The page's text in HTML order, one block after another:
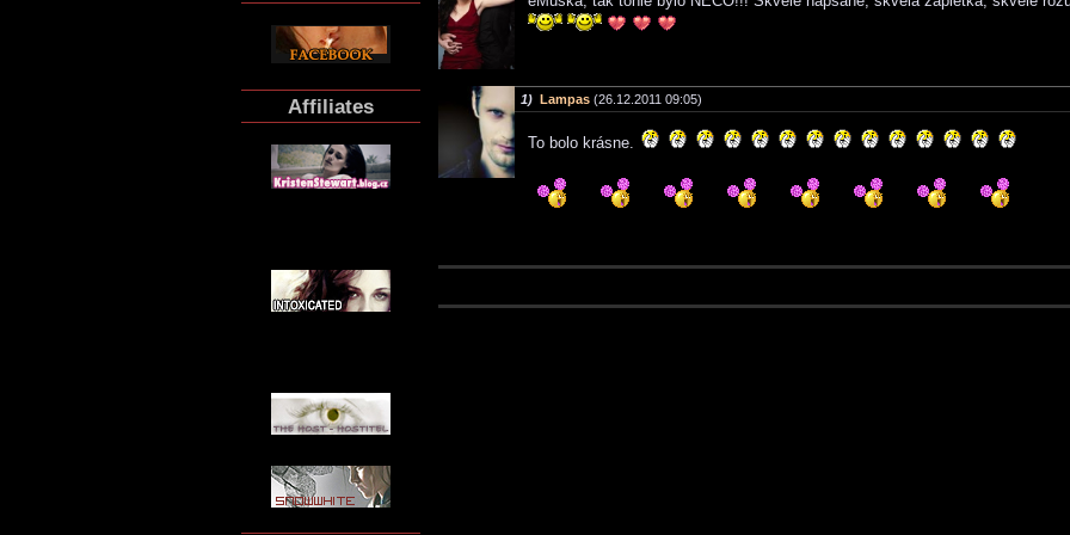
Affiliates 1) Lampas (26.12.2011 09:05)
To bolo krásne.